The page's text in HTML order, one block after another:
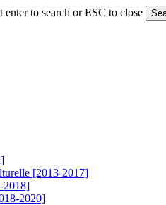
enter to search or ESC to close
[2013-2017]
2018]
2020]